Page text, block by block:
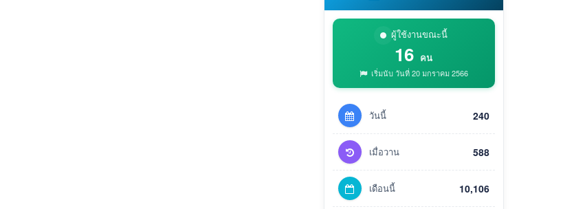
ผู้ใช้งานขณะนี้
16 คน
เริ่มนับ วันที่ 20 มกราคม 2566
วันนี้ 240
เมื่อวาน 588
เดือนนี้ 10,106